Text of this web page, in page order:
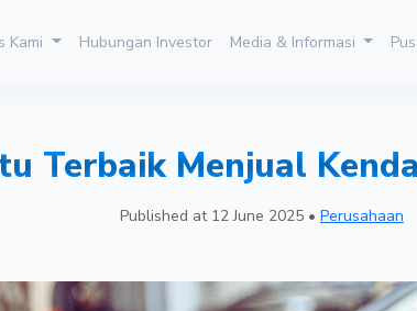
Kami Hubungan Investor Media & Informasi
Terbaik Menjual
Published at 12 June 2025 • Perusahaan